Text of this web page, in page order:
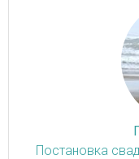
Постановка